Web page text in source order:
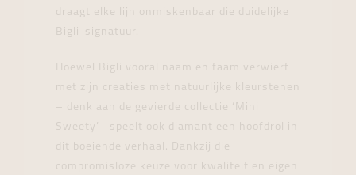
draagt elke lijn onmiskenbaar die duidelijke
Bigli-signatuur.
Hoewel Bigli vooral naam en faam verwierf
met zijn creaties met natuurlijke kleurstenen
– denk aan de gevierde collectie ‘Mini
Sweety’– speelt ook diamant een hoofdrol in
dit boeiende verhaal. Dankzij die
compromisloze keuze voor kwaliteit en eigen